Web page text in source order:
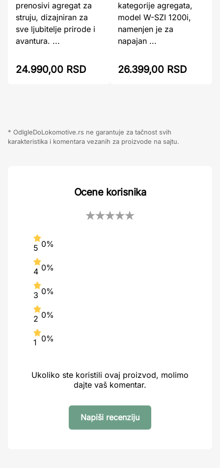
prenosivi agregat za
struju, dizajniran za
sve ljubitelje prirode i
avantura. ...
24.990,00 RSD
kategorije agregata,
model W-SZI 1200i,
namenjen je za
napajan ...
26.399,00 RSD
* OdIgleDoLokomotive.rs ne garantuje za tačnost svih
karakteristika i komentara vezanih za proizvode na sajtu.
Ocene korisnika
5 0%
4 0%
3 0%
2 0%
1 0%
Ukoliko ste koristili ovaj proizvod, molimo
dajte vaš komentar.
Napiši recenziju